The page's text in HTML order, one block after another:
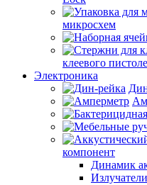
микросхем
клеевого
Электроника
компонент
Динамик
Излучатели